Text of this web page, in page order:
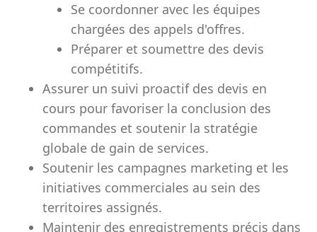
Se coordonner avec les équipes
chargées des appels d'offres.
Préparer et soumettre des devis
compétitifs.
Assurer un suivi proactif des devis en
cours pour favoriser la conclusion des
commandes et soutenir la stratégie
globale de gain de services.
Soutenir les campagnes marketing et les
initiatives commerciales au sein des
territoires assignés.
Maintenir des enregistrements précis dans